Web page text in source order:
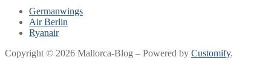
Germanwings
Air Berlin
Ryanair
Copyright © 2026 Mallorca-Blog – Powered by Customify.